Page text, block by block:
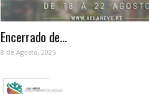
Encerrado de...
8 de Agosto, 2025